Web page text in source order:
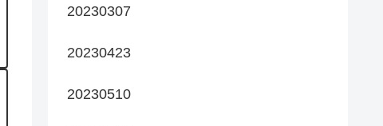
20230307
20230423
20230510